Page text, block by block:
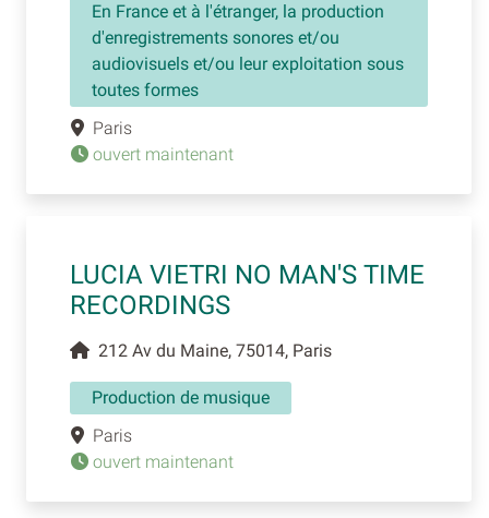
En France et à l'étranger, la production
d'enregistrements sonores et/ou
audiovisuels et/ou leur exploitation sous
toutes formes
Paris
ouvert maintenant
LUCIA VIETRI NO MAN'S TIME
RECORDINGS
212 Av du Maine, 75014, Paris
Production de musique
Paris
ouvert maintenant